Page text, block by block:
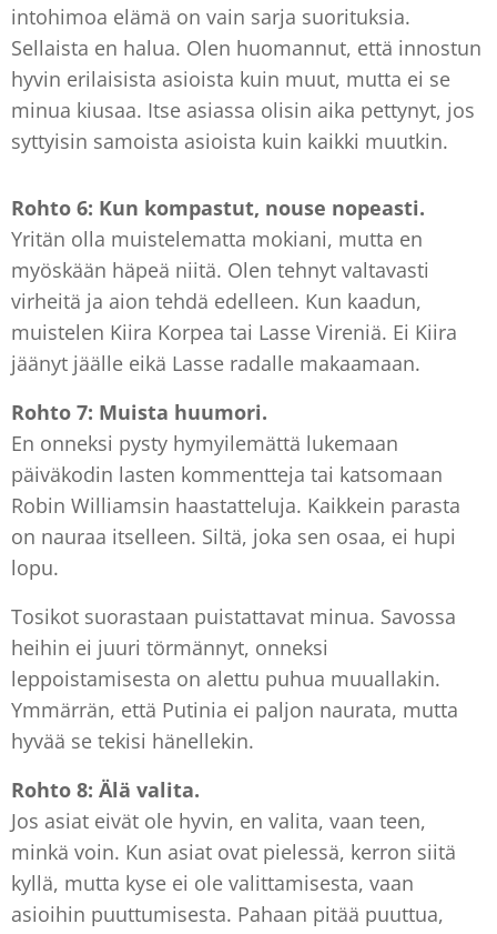
intohimoa elämä on vain sarja suorituksia.
Sellaista en halua. Olen huomannut, että innostun
hyvin erilaisista asioista kuin muut, mutta ei se
minua kiusaa. Itse asiassa olisin aika pettynyt, jos
syttyisin samoista asioista kuin kaikki muutkin.
Rohto 6: Kun kompastut, nouse nopeasti.
Yritän olla muistelematta mokiani, mutta en
myöskään häpeä niitä. Olen tehnyt valtavasti
virheitä ja aion tehdä edelleen. Kun kaadun,
muistelen Kiira Korpea tai Lasse Vireniä. Ei Kiira
jäänyt jäälle eikä Lasse radalle makaamaan.
Rohto 7: Muista huumori.
En onneksi pysty hymyilemättä lukemaan
päiväkodin lasten kommentteja tai katsomaan
Robin Williamsin haastatteluja. Kaikkein parasta
on nauraa itselleen. Siltä, joka sen osaa, ei hupi
lopu.
Tosikot suorastaan puistattavat minua. Savossa
heihin ei juuri törmännyt, onneksi
leppoistamisesta on alettu puhua muuallakin.
Ymmärrän, että Putinia ei paljon naurata, mutta
hyvää se tekisi hänellekin.
Rohto 8: Älä valita.
Jos asiat eivät ole hyvin, en valita, vaan teen,
minkä voin. Kun asiat ovat pielessä, kerron siitä
kyllä, mutta kyse ei ole valittamisesta, vaan
asioihin puuttumisesta. Pahaan pitää puuttua,